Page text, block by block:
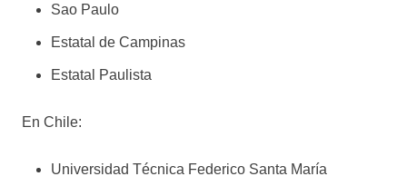
Sao Paulo
Estatal de Campinas
Estatal Paulista
En Chile:
Universidad Técnica Federico Santa María